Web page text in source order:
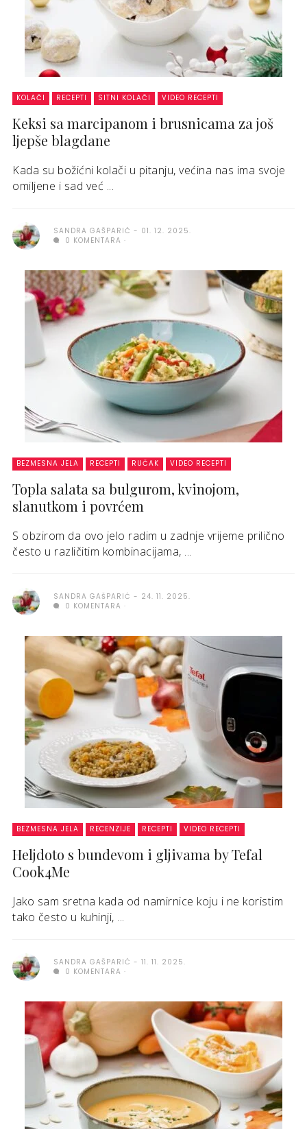
KOLAČI RECEPTI SITNI KOLAČI VIDEO RECEPTI
Keksi sa marcipanom i brusnicama za još
ljepše blagdane
Kada su božićni kolači u pitanju, većina nas ima svoje
omiljene i sad već ...
SANDRA GAŠPARIĆ
01. 12. 2025.
0 KOMENTARA
BEZMESNA JELA RECEPTI RUČAK VIDEO RECEPTI
Topla salata sa bulgurom, kvinojom,
slanutkom i povrćem
S obzirom da ovo jelo radim u zadnje vrijeme prilično
često u različitim kombinacijama, ...
SANDRA GAŠPARIĆ
24. 11. 2025.
0 KOMENTARA
BEZMESNA JELA RECENZIJE RECEPTI VIDEO RECEPTI
Heljdoto s bundevom i gljivama by Tefal
Cook4Me
Jako sam sretna kada od namirnice koju i ne koristim
tako često u kuhinji, ...
SANDRA GAŠPARIĆ
11. 11. 2025.
0 KOMENTARA